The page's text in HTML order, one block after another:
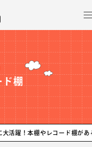
棚
やレコード棚があるおすすめ